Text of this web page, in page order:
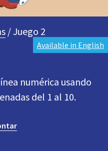
/ Juego 2
Available in English
numérica usando
del 1 al 10.